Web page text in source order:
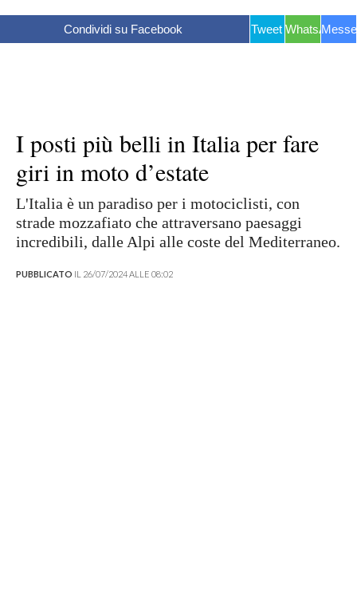
Condividi su Facebook Tweet WhatsApp
I posti più belli in Italia per fare
giri in moto d’estate
L'Italia è un paradiso per i motociclisti, con
strade mozzafiato che attraversano paesaggi
incredibili, dalle Alpi alle coste del Mediterraneo.
PUBBLICATO IL 26/07/2024 ALLE 08:02